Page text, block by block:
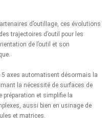
d’outillage, ces évolutions
trajectoires d’outil pour les
de l’outil et son
5 axes automatisent désormais la
la nécessité de surfaces de
préparation et simplifie la
aussi bien en usinage de
et matrices.